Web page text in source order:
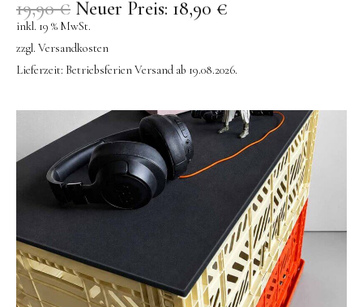
19,90€ Neuer Preis: 18,90 €
inkl. 19 % MwSt.
zzgl. Versandkosten
Lieferzeit: Betriebsferien Versand ab 19.08.2026.